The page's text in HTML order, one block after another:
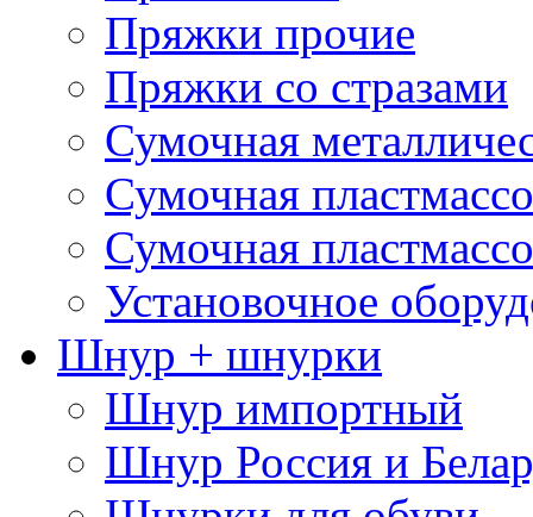
Пряжки прочие
Пряжки со стразами
Сумочная
Сумочная
Сумочная
Установочное
Шнур + шнурки
Шнур импортный
Шнур Россия и